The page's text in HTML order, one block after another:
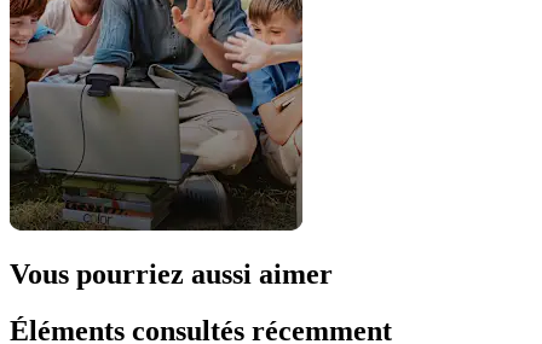
Vous pourriez aussi aimer
Éléments consultés récemment